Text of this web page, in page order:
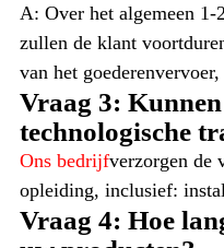
A: Over het algemeen 1-
zullen de klant
van het
Vraag 3:
technologische
Ons bedrijfverzorgen de
opleiding, inclusief:
Vraag 4: Hoe